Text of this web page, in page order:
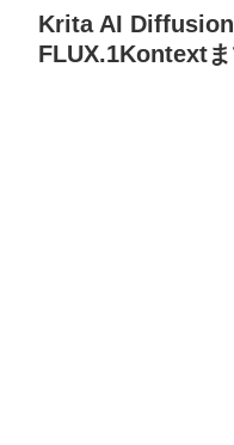
Krita AI Diffusion
FLUX.1Kontext